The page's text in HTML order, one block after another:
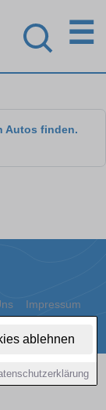
ablehnen
☰
Autos finden.
Impressum
by: 1a-sites-autos